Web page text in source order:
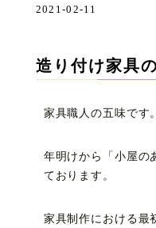
造り付け家具
2021-02-11
家具職人の五味です。
年明けから「小屋の
ております。
家具制作における最